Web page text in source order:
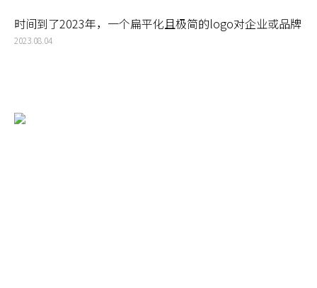
时间到了2023年，一个扁平化且极简的logo对企业或品牌
依然是必要和最好的选择
2023.08.04